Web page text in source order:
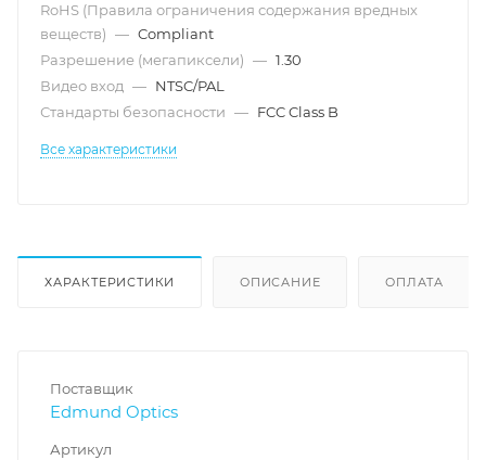
RoHS (Правила ограничения содержания вредных
веществ) — Compliant
Разрешение (мегапиксели) — 1.30
Видео вход — NTSC/PAL
Стандарты безопасности — FCC Class B
Все характеристики
ХАРАКТЕРИСТИКИ ОПИСАНИЕ ОПЛАТА
Поставщик
Edmund Optics
Артикул